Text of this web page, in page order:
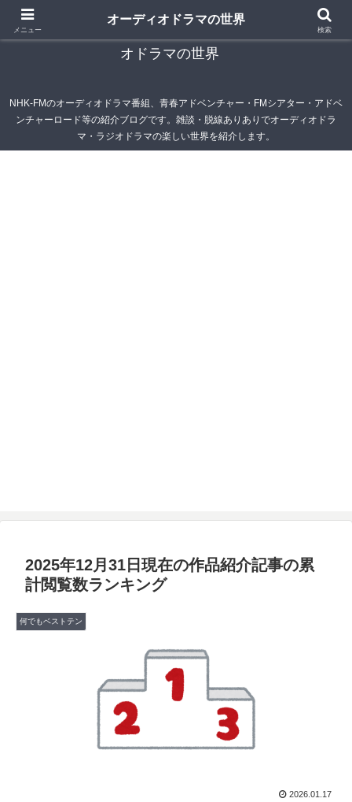
青春アドベンチャー雑記帳～オーディオドラマ・ラジ
オドラマの世界
NHK-FMのオーディオドラマ番組、青春アドベンチャー・FMシアター・アドベ
ンチャーロード等の紹介ブログです。雑談・脱線ありありでオーディオドラ
マ・ラジオドラマの楽しい世界を紹介します。
2025年12月31日現在の作品紹介記事の累
計閲覧数ランキング
何でもベストテン
2026.01.17
メニュー
オーディオドラマの世界
検索